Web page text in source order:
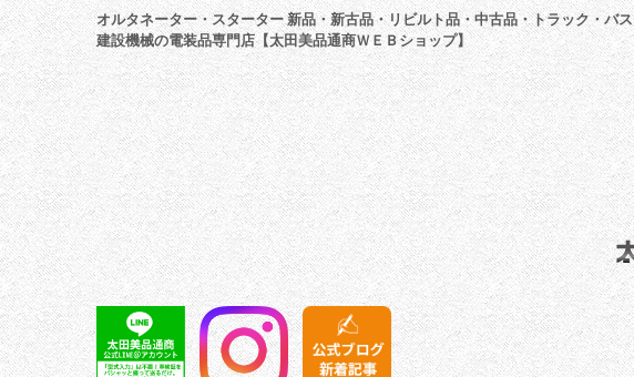
オルタネーター・スターター 新品・新古品・リビルト品・中古品・トラック・バス
建設機械の電装品専門店【太田美品通商ＷＥＢショップ】